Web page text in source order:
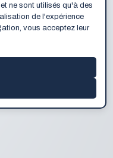
ne sont utilisés qu'à des
de l'expérience
vous acceptez leur